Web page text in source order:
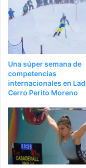
Una súper semana de
competencias
internacionales en
Cerro Perito Moreno